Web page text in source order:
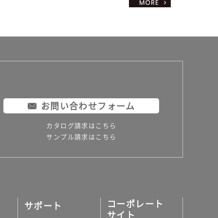
お問い合わせフォーム
カタログ請求はこちら
サンプル請求はこちら
サポート
コーポレート
サイト